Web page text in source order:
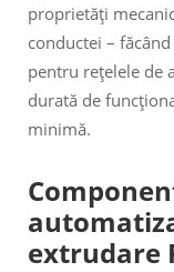
proprietăți
conductei –
pentru rețelele de
durată de
minimă.
extrudare